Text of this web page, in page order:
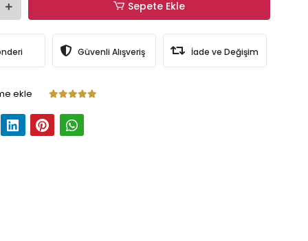
Sepete Ekle
Güvenli Alışveriş İade ve Değişim
ekle